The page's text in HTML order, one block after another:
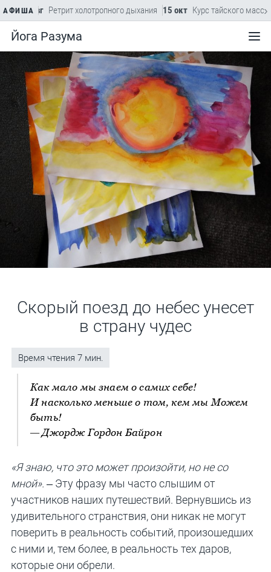
АФИША
22 авг Ретрит холотропного дыхания 15 окт Курс тайского массажа ›
Йога Разума
Скорый поезд до небес унесет
в страну чудес
Как мало мы знаем о самих себе!
И насколько меньше о том, кем мы Можем
быть!
— Джордж Гордон Байрон
«Я знаю, что это может произойти, но не со
мной». – Эту фразу мы часто слышим от
участников наших путешествий. Вернувшись из
удивительного странствия, они никак не могут
поверить в реальность событий, произошедших
с ними и, тем более, в реальность тех даров,
которые они обрели.